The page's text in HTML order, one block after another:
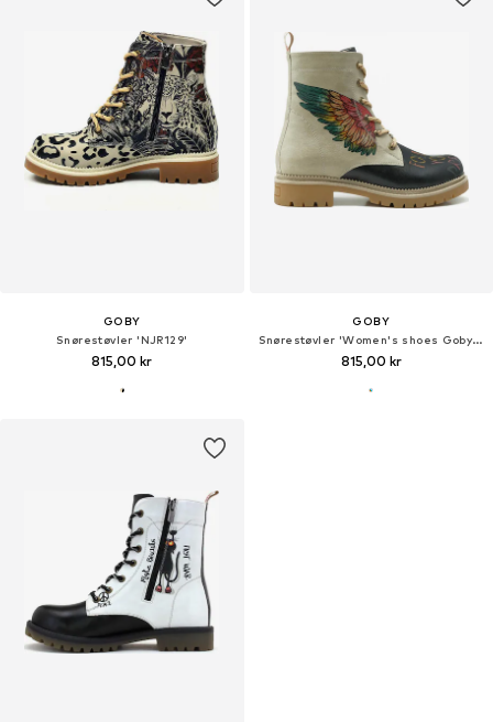
GOBY
Snørestøvler 'NJR129'
815,00 kr
GOBY
Snørestøvler 'Women's shoes Goby ankle boots NJR149'
815,00 kr